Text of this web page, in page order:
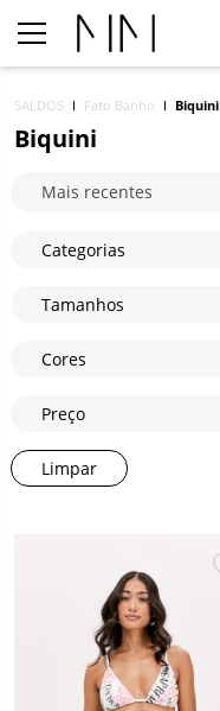
SALDOS Fato Banho Biquini
Biquini
Categorias
Tamanhos
Cores
Preço
Limpar
Mais recentes